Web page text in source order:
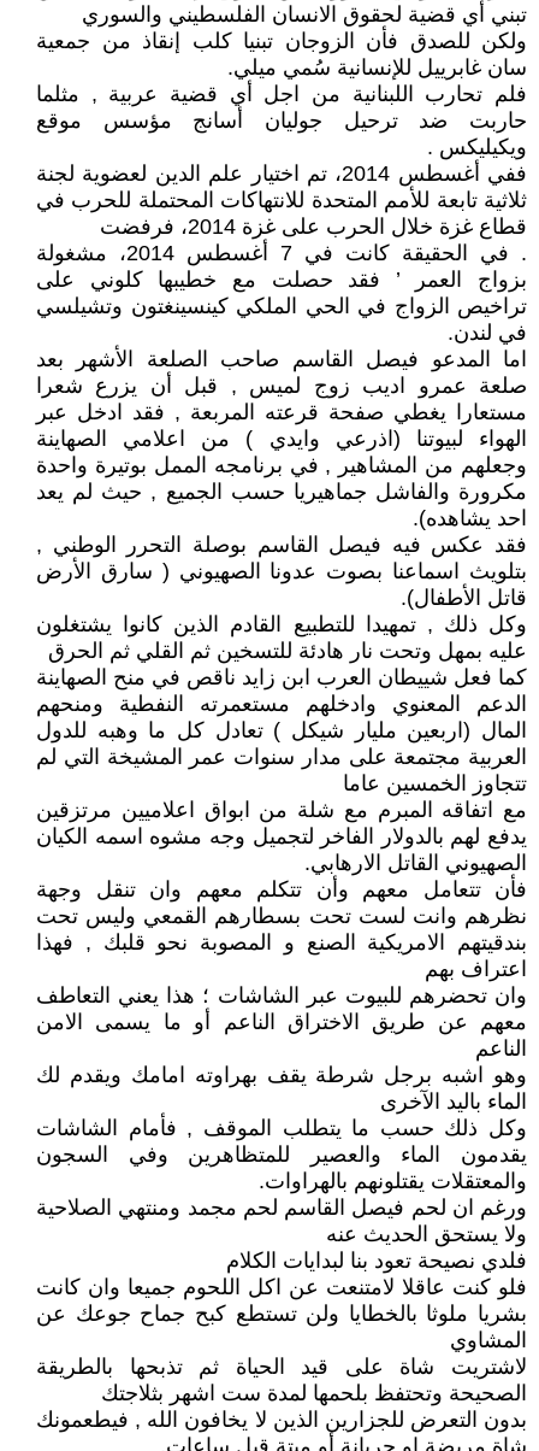
تبني أي قضية لحقوق الانسان الفلسطيني والسوري
ولكن للصدق فأن الزوجان تبنيا كلب إنقاذ من جمعية
سان غابرييل للإنسانية سُمي ميلي.
فلم تحارب اللبنانية من اجل أي قضية عربية , مثلما
حاربت ضد ترحيل جوليان أسانج مؤسس موقع
ويكيليكس .
ففي أغسطس 2014، تم اختيار علم الدين لعضوية لجنة
ثلاثية تابعة للأمم المتحدة للانتهاكات المحتملة للحرب في
قطاع غزة خلال الحرب على غزة 2014، فرفضت
. في الحقيقة كانت في 7 أغسطس 2014، مشغولة
بزواج العمر ’ فقد حصلت مع خطيبها كلوني على
تراخيص الزواج في الحي الملكي كينسينغتون وتشيلسي
في لندن.
اما المدعو فيصل القاسم صاحب الصلعة الأشهر بعد
صلعة عمرو اديب زوج لميس , قبل أن يزرع شعرا
مستعارا يغطي صفحة قرعته المربعة , فقد ادخل عبر
الهواء لبيوتنا (اذرعي وايدي ) من اعلامي الصهاينة
وجعلهم من المشاهير , في برنامجه الممل بوتيرة واحدة
مكرورة والفاشل جماهيريا حسب الجميع , حيث لم يعد
احد يشاهده).
فقد عكس فيه فيصل القاسم بوصلة التحرر الوطني ,
بتلويث اسماعنا بصوت عدونا الصهيوني ( سارق الأرض
قاتل الأطفال).
وكل ذلك , تمهيدا للتطبيع القادم الذين كانوا يشتغلون
عليه بمهل وتحت نار هادئة للتسخين ثم القلي ثم الحرق
كما فعل شييطان العرب ابن زايد ناقص في منح الصهاينة
الدعم المعنوي وادخلهم مستعمرته النفطية ومنحهم
المال (اربعين مليار شيكل ) تعادل كل ما وهبه للدول
العربية مجتمعة على مدار سنوات عمر المشيخة التي لم
تتجاوز الخمسين عاما
مع اتفاقه المبرم مع شلة من ابواق اعلاميين مرتزقين
يدفع لهم بالدولار الفاخر لتجميل وجه مشوه اسمه الكيان
الصهيوني القاتل الارهابي.
فأن تتعامل معهم وأن تتكلم معهم وان تنقل وجهة
نظرهم وانت لست تحت بسطارهم القمعي وليس تحت
بندقيتهم الامريكية الصنع و المصوبة نحو قلبك , فهذا
اعتراف بهم
وان تحضرهم للبيوت عبر الشاشات ؛ هذا يعني التعاطف
معهم عن طريق الاختراق الناعم أو ما يسمى الامن
الناعم
وهو اشبه برجل شرطة يقف بهراوته امامك ويقدم لك
الماء باليد الآخرى
وكل ذلك حسب ما يتطلب الموقف , فأمام الشاشات
يقدمون الماء والعصير للمتظاهرين وفي السجون
والمعتقلات يقتلونهم بالهراوات.
ورغم ان لحم فيصل القاسم لحم مجمد ومنتهي الصلاحية
ولا يستحق الحديث عنه
فلدي نصيحة تعود بنا لبدايات الكلام
فلو كنت عاقلا لامتنعت عن اكل اللحوم جميعا وان كانت
بشريا ملوثا بالخطايا ولن تستطع كبح جماح جوعك عن
المشاوي
لاشتريت شاة على قيد الحياة ثم تذبحها بالطريقة
الصحيحة وتحتفظ بلحمها لمدة ست اشهر بثلاجتك
بدون التعرض للجزارين الذين لا يخافون الله , فيطعمونك